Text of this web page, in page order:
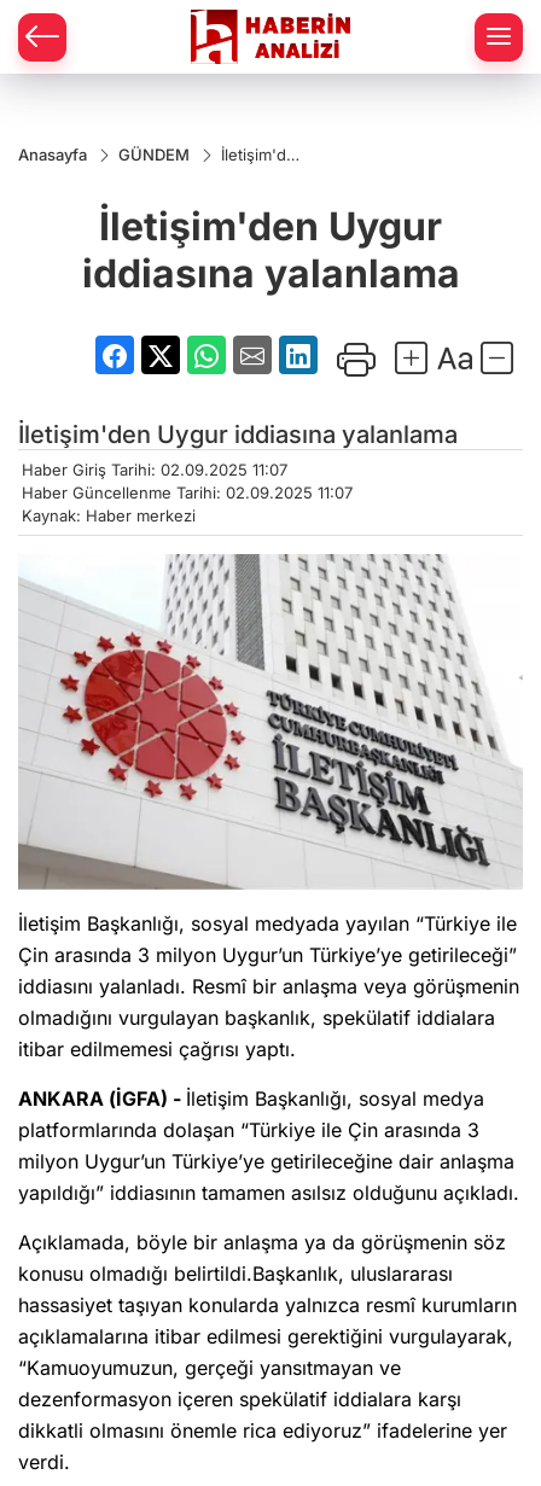
Anasayfa GÜNDEM
İletişim'den
yalanlama
İletişim'den Uygur
iddiasına yalanlama
İletişim'den Uygur iddiasına yalanlama
Haber Giriş Tarihi: 02.09.2025 11:07
Haber Güncellenme Tarihi: 02.09.2025 11:07
Kaynak: Haber merkezi
İletişim Başkanlığı, sosyal medyada yayılan “Türkiye ile
Çin arasında 3 milyon Uygur’un Türkiye’ye getirileceği”
iddiasını yalanladı. Resmî bir anlaşma veya görüşmenin
olmadığını vurgulayan başkanlık, spekülatif iddialara
itibar edilmemesi çağrısı yaptı.
ANKARA (İGFA) - İletişim Başkanlığı, sosyal medya
platformlarında dolaşan “Türkiye ile Çin arasında 3
milyon Uygur’un Türkiye’ye getirileceğine dair anlaşma
yapıldığı” iddiasının tamamen asılsız olduğunu açıkladı.
Açıklamada, böyle bir anlaşma ya da görüşmenin söz
konusu olmadığı belirtildi.Başkanlık, uluslararası
hassasiyet taşıyan konularda yalnızca resmî kurumların
açıklamalarına itibar edilmesi gerektiğini vurgulayarak,
“Kamuoyumuzun, gerçeği yansıtmayan ve
dezenformasyon içeren spekülatif iddialara karşı
dikkatli olmasını önemle rica ediyoruz” ifadelerine yer
verdi.